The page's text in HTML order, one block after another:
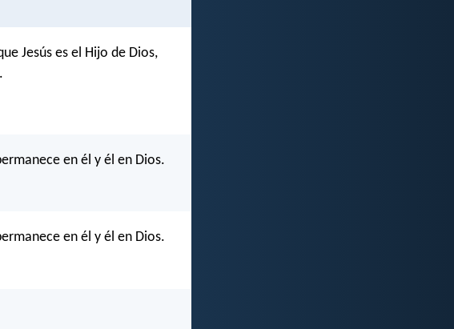
Jesús es el Hijo de Dios,
en él y él en Dios.
en él y él en Dios.